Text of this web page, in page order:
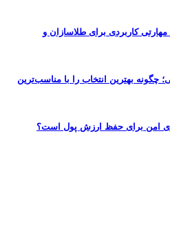
کاربردی برای طلاسازان و
بهترین انتخاب را با مناسب‌ترین
امن برای حفظ ارزش پول است؟